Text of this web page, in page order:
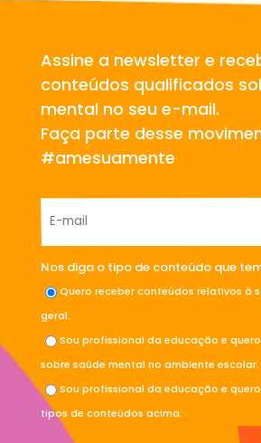
Assine a newsletter e
conteúdos qualificados
mental no seu e-mail.
Faça parte desse
#amesuamente
Nos diga o tipo de conteúdo que
Quero receber conteúdos relativos à
geral.
Sou profissional da educação e
sobre saúde mental no ambiente escolar.
Sou profissional da educação e
tipos de conteúdos acima.